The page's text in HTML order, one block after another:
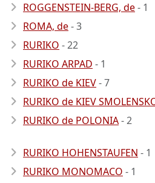
ROGGENSTEIN-BERG, de- 1
ROMA, de- 3
RURIKO - 22
RURIKO ARPAD - 1
RURIKO de KIEV- 7
RURIKO de KIEV
RURIKO de POLONIA- 2
RURIKO HOHENSTAUFEN - 1
RURIKO MONOMACO - 1